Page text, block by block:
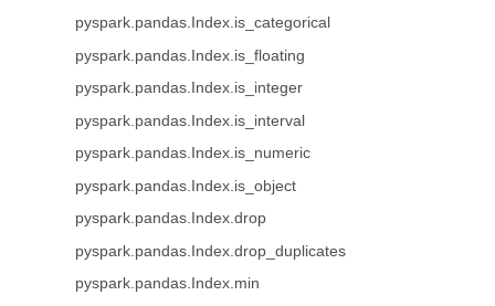
pyspark.pandas.Index.is_categorical
pyspark.pandas.Index.is_floating
pyspark.pandas.Index.is_integer
pyspark.pandas.Index.is_interval
pyspark.pandas.Index.is_numeric
pyspark.pandas.Index.is_object
pyspark.pandas.Index.drop
pyspark.pandas.Index.drop_duplicates
pyspark.pandas.Index.min